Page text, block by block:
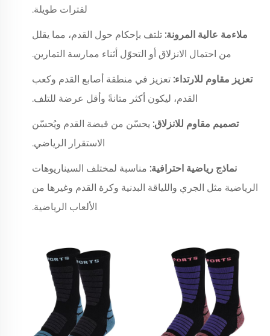
لفترات طويلة.
ملاءمة عالية المرونة: تلتف بإحكام حول القدم، مما يقلل
من احتمال الانزلاق أو التحوّل أثناء ممارسة التمارين.
تعزيز مقاوم للارتداء: تعزيز في منطقة أصابع القدم وكعب
القدم، ليكون أكثر متانةً وأقل عرضة للتلف.
تصميم مقاوم للانزلاق: يحسّن من قبضة القدم ويُحسّن
الاستقرار الرياضي.
نماذج رياضية احترافية: مناسبة لمختلف السيناريوهات
الرياضية مثل الجري واللياقة البدنية وكرة القدم وغيرها من
الألعاب الرياضية.